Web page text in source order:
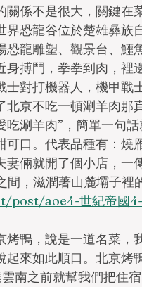
關係不是很大，關鍵
界恐龍谷位於楚雄彝
龍雕塑、觀景台、鱷
身搏鬥，拳拳到肉，裡
士對打機器人，機甲
北京不吃一頓涮羊肉那
吃涮羊肉”，簡單一句
可口。代表品種有：
妻倆就開了個小店，
，滋潤著山麓壩子裡
aoe4-世紀帝國4-
烤鴨，說是一道名菜
起來如此順口。北京
南之前就幫我們把住